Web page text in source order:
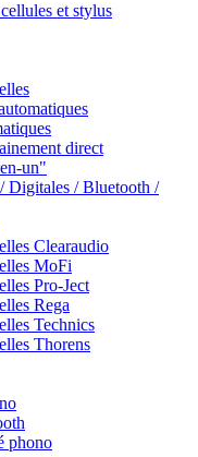
et stylus
direct
un"
Digitales / Bluetooth /
Clearaudio
MoFi
Pro-Ject
Rega
Technics
Thorens
phono